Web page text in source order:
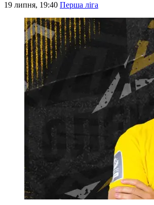
19 липня, 19:40 Перша ліга